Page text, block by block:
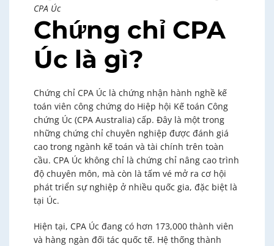
CPA Úc
Chứng chỉ CPA
Úc là gì?
Chứng chỉ CPA Úc là chứng nhận hành nghề kế
toán viên công chứng do Hiệp hội Kế toán Công
chứng Úc (CPA Australia) cấp. Đây là một trong
những chứng chỉ chuyên nghiệp được đánh giá
cao trong ngành kế toán và tài chính trên toàn
cầu. CPA Úc không chỉ là chứng chỉ nâng cao trình
độ chuyên môn, mà còn là tấm vé mở ra cơ hội
phát triển sự nghiệp ở nhiều quốc gia, đặc biệt là
tại Úc.
Hiện tại, CPA Úc đang có hơn 173,000 thành viên
và hàng ngàn đối tác quốc tế. Hệ thống thành